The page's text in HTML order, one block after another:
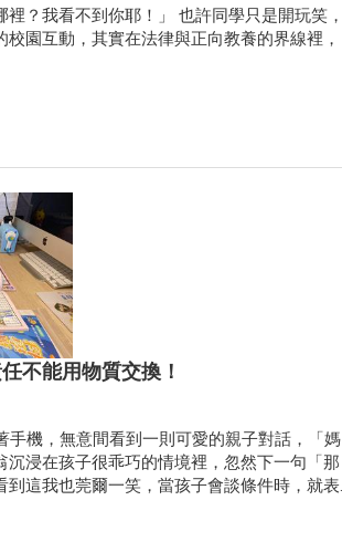
！」 也許同學只是開玩笑，
園互動，其實在法律與正向教養的界線裡，
不能用物質交換！
機，無意間看到一則可愛的親子對話，「媽
浸在孩子很乖巧的情境裡，忽然下一句「那
這我也莞爾一笑，當孩子會談條件時，就表